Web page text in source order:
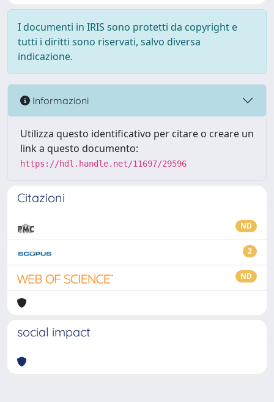
I documenti in IRIS sono protetti da copyright e
tutti i diritti sono riservati, salvo diversa
indicazione.
Informazioni
Utilizza questo identificativo per citare o creare un
link a questo documento:
https://hdl.handle.net/11697/29596
Citazioni
ND
2
ND
social impact